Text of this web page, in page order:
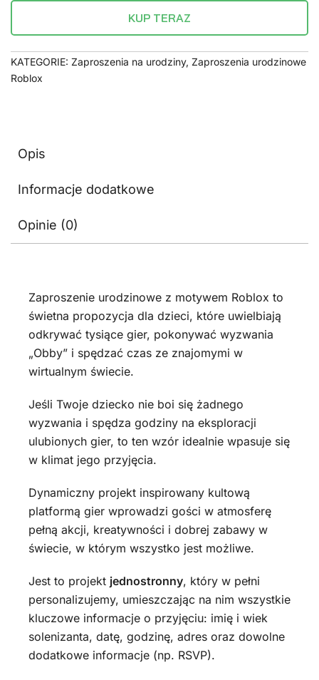
KUP TERAZ
KATEGORIE: Zaproszenia na urodziny, Zaproszenia urodzinowe
Roblox
Opis
Informacje dodatkowe
Opinie (0)
Zaproszenie urodzinowe z motywem Roblox to
świetna propozycja dla dzieci, które uwielbiają
odkrywać tysiące gier, pokonywać wyzwania
„Obby” i spędzać czas ze znajomymi w
wirtualnym świecie.
Jeśli Twoje dziecko nie boi się żadnego
wyzwania i spędza godziny na eksploracji
ulubionych gier, to ten wzór idealnie wpasuje się
w klimat jego przyjęcia.
Dynamiczny projekt inspirowany kultową
platformą gier wprowadzi gości w atmosferę
pełną akcji, kreatywności i dobrej zabawy w
świecie, w którym wszystko jest możliwe.
Jest to projekt jednostronny, który w pełni
personalizujemy, umieszczając na nim wszystkie
kluczowe informacje o przyjęciu: imię i wiek
solenizanta, datę, godzinę, adres oraz dowolne
dodatkowe informacje (np. RSVP).